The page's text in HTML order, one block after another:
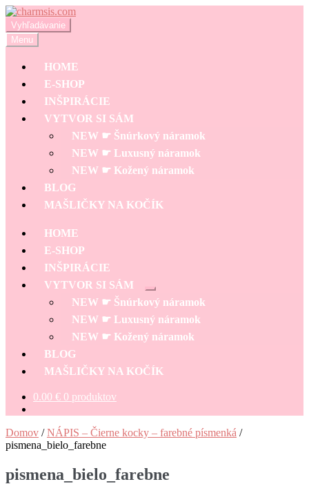
Preskočiť
na
navigáciu
Preskočiť
na
obsah
Hľadať:
Vyhľadávanie
Menu
HOME
E-SHOP
INŠPIRÁCIE
VYTVOR SI SÁM
NEW ☛ Šnúrkový náramok
NEW ☛ Luxusný náramok
NEW ☛ Kožený náramok
BLOG
MAŠLIČKY NA KOČÍK
HOME
E-SHOP
INŠPIRÁCIE
VYTVOR SI SÁM
Rozbaliť
podradené
menu
NEW ☛ Šnúrkový náramok
NEW ☛ Luxusný náramok
NEW ☛ Kožený náramok
BLOG
MAŠLIČKY NA KOČÍK
0.00 € 0 produktov
Domov /NÁPIS – Čierne kocky – farebné písmenká /
pismena_bielo_farebne
pismena_bielo_farebne